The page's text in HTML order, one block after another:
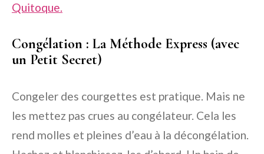
Quitoque.
Congélation : La Méthode Express (avec
un Petit Secret)
Congeler des courgettes est pratique. Mais ne
les mettez pas crues au congélateur. Cela les
rend molles et pleines d’eau à la décongélation.